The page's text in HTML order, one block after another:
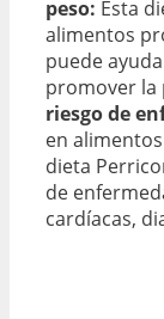
peso: Esta
alimentos
puede
promover la
riesgo de
en
dieta
de
cardíacas,